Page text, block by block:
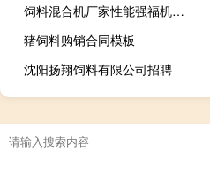
饲料混合机厂家性能强福机械优良
猪饲料购销合同模板
沈阳扬翔饲料有限公司招聘